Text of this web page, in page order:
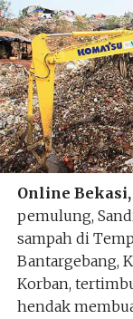
Online
pemulung,
sampah di
Bantargebang,
Korban,
hendak